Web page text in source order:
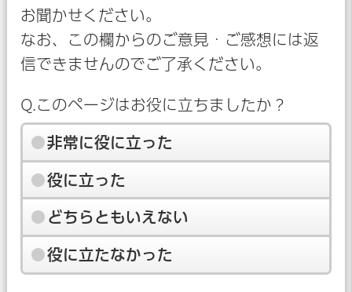
お聞かせください。
なお、この欄からのご意見・ご感想には返
信できませんのでご了承ください。
Q.このページはお役に立ちましたか？
非常に役に立った
役に立った
どちらともいえない
役に立たなかった